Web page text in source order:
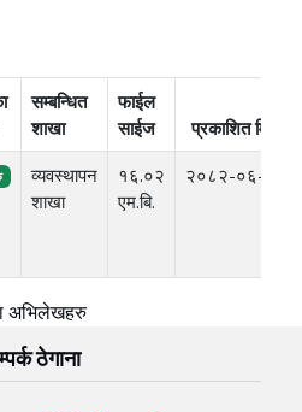
सम्बन्धित
शाखा
फाईल
साईज
प्रकाशित मिति
व्यवस्थापन
शाखा
१६.०२
एम.बि.
२०८२-०६-२१
अभिलेखहरु
ठेगाना